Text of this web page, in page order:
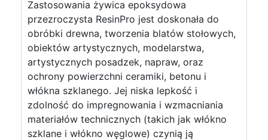
Zastosowania żywica epoksydowa
przezroczysta ResinPro jest doskonała do
obróbki drewna, tworzenia blatów stołowych,
obiektów artystycznych, modelarstwa,
artystycznych posadzek, napraw, oraz
ochrony powierzchni ceramiki, betonu i
włókna szklanego. Jej niska lepkość i
zdolność do impregnowania i wzmacniania
materiałów technicznych (takich jak włókno
szklane i włókno węglowe) czynią ją